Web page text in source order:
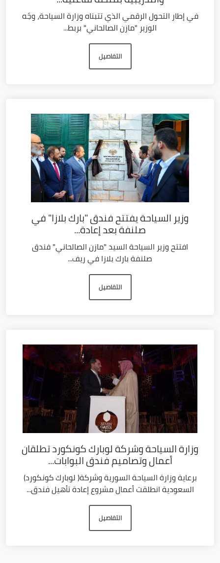
في إطار التحول الرقمي الذي تتبناه وزارة السياحة، وجّه
الوزير "مازن الصالحاني" بربط...
التفاصيل
وزير السياحة يفتتح فندق "بارك بلازا" في
صلنفة بعد إعادة...
افتتح وزير السياحة السيد "مازن الصالحاني" فندق
صلنفة بارك بلازا في ريف...
التفاصيل
وزارة السياحة وشركة لوبارك كونكورد تطلقان
أعمال وتصاميم فندق البوابات...
برعاية وزارة السياحة السورية وشركة( لوبارك كونكورد)
السعودية انطلقت أعمال مشروع إعادة تأهيل فندق...
التفاصيل